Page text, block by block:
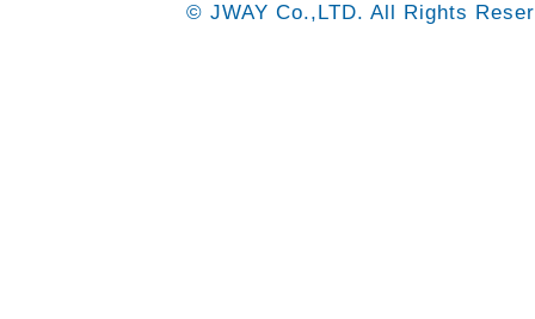
© JWAY Co.,LTD. All Rights